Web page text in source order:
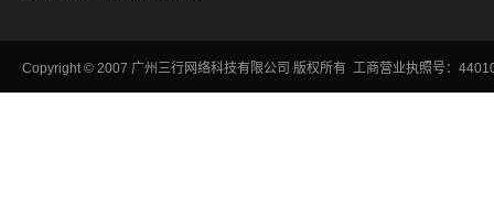
Copyright© 2007 广州三行网络科技有限公司 版权所有 工商营业执照号：